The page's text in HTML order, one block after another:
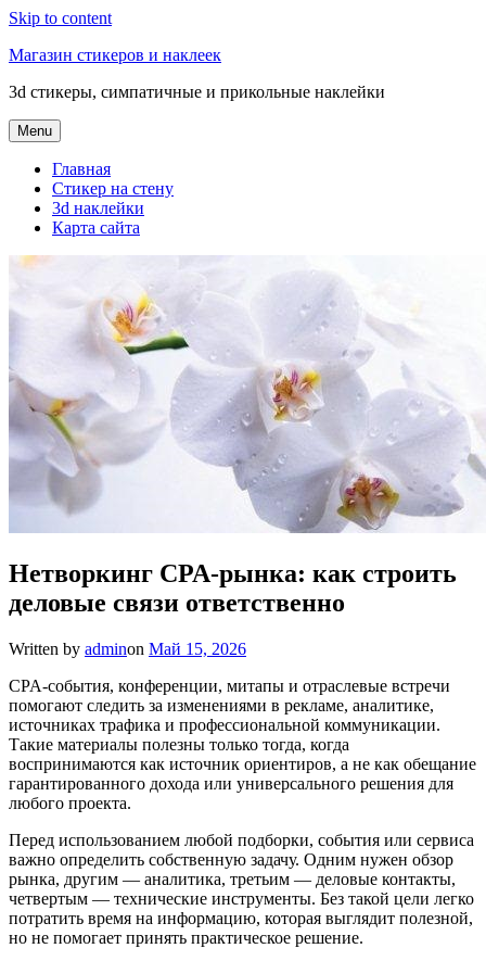
Skip to content
Магазин стикеров и наклеек
3d стикеры, симпатичные и прикольные наклейки
Menu
Главная
Стикер на стену
3d наклейки
Карта сайта
Нетворкинг CPA-рынка: как строить
деловые связи ответственно
Written by adminon Май 15, 2026
CPA-события, конференции, митапы и отраслевые встречи
помогают следить за изменениями в рекламе, аналитике,
источниках трафика и профессиональной коммуникации.
Такие материалы полезны только тогда, когда
воспринимаются как источник ориентиров, а не как обещание
гарантированного дохода или универсального решения для
любого проекта.
Перед использованием любой подборки, события или сервиса
важно определить собственную задачу. Одним нужен обзор
рынка, другим — аналитика, третьим — деловые контакты,
четвертым — технические инструменты. Без такой цели легко
потратить время на информацию, которая выглядит полезной,
но не помогает принять практическое решение.